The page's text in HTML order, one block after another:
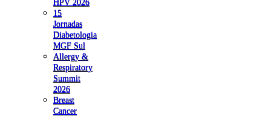
15
Jornadas
Diabetologia
MGF Sul
Allergy &
Respiratory
Summit
2026
Breast
Cancer